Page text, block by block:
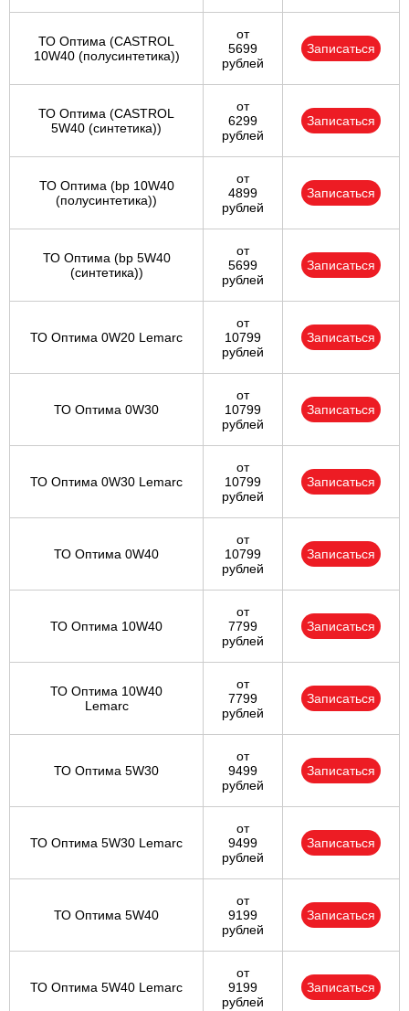
ТО Оптима (CASTROL
10W40 (полусинтетика))
от
5699
рублей
Записаться
ТО Оптима (CASTROL
5W40 (синтетика))
от
6299
рублей
Записаться
ТО Оптима (bp 10W40
(полусинтетика))
от
4899
рублей
Записаться
ТО Оптима (bp 5W40
(синтетика))
от
5699
рублей
Записаться
ТО Оптима 0W20 Lemarc
от
10799
рублей
Записаться
ТО Оптима 0W30
от
10799
рублей
Записаться
ТО Оптима 0W30 Lemarc
от
10799
рублей
Записаться
ТО Оптима 0W40
от
10799
рублей
Записаться
ТО Оптима 10W40
от
7799
рублей
Записаться
ТО Оптима 10W40
Lemarc
от
7799
рублей
Записаться
ТО Оптима 5W30
от
9499
рублей
Записаться
ТО Оптима 5W30 Lemarc
от
9499
рублей
Записаться
ТО Оптима 5W40
от
9199
рублей
Записаться
ТО Оптима 5W40 Lemarc
от
9199
рублей
Записаться